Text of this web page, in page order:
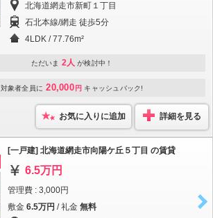
北海道網走市新町１丁目
石北本線/網走 徒歩5分
4LDK / 77.76m²
ただいま 2人 が検討中！
対象者全員に 20,000 円 キャッシュバック!
お気に入りに追加 詳細を見る
[一戸建] 北海道網走市向陽ケ丘５丁目 の賃貸
6.5万円
管理費 : 3,000円
敷金 6.5万円 / 礼金 無料